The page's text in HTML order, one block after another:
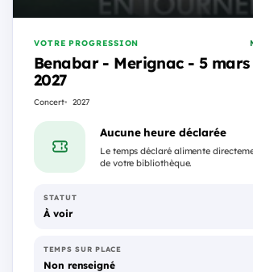
VOTRE PROGRESSION
Benabar - Merignac - 5 mars
2027
Concert 2027
Aucune heure déclarée
Le temps déclaré alimente
de votre bibliothèque.
STATUT
À voir
TEMPS SUR PLACE
Non renseigné